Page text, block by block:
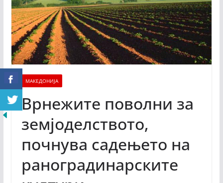
МАКЕДОНИЈА
Врнежите поволни за
земјоделството,
почнува садењето на
ранoградинарските